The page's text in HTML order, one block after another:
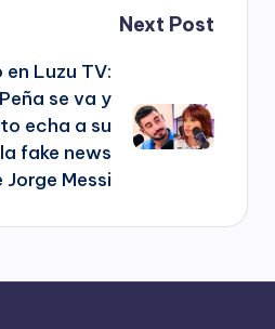
Next Post
Luzu TV:
se va y
echa a su
fake news
Jorge Messi